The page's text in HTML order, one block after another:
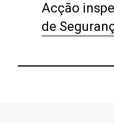
Acção
de